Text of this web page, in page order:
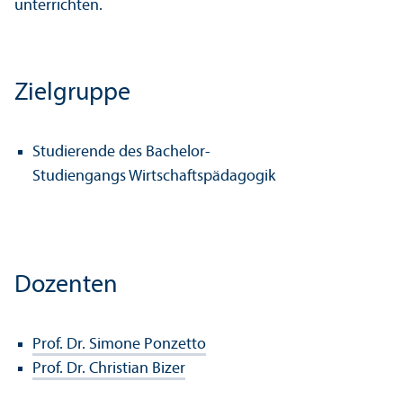
unterrichten.
Zielgruppe
Studierende des Bachelor-
Studiengangs Wirtschaftspädagogik
Dozenten
Prof. Dr. Simone Ponzetto
Prof. Dr. Christian Bizer